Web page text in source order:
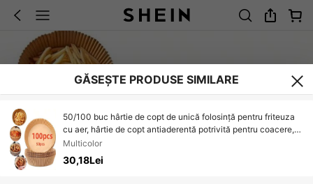
GĂSEȘTE PRODUSE SIMILARE
50/100 buc hârtie de copt de unică folosință pentru friteuza
cu aer, hârtie de copt antiaderentă potrivită pentru coacere,
prăjire, cuptor cu microunde și gătit, aplicabilă pentru Paște,
Ziua Tatălui, Ziua Mamei, Crăciun și Halloween
Multicolor
30,18Lei